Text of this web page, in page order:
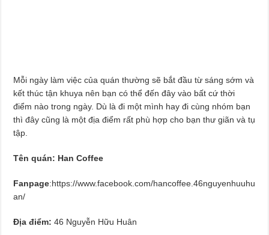
Mỗi ngày làm việc của quán thường sẽ bắt đầu từ sáng sớm và
kết thúc tận khuya nên bạn có thể đến đây vào bất cứ thời
điểm nào trong ngày. Dù là đi một mình hay đi cùng nhóm bạn
thì đây cũng là một địa điểm rất phù hợp cho bạn thư giãn và tụ
tập.
Tên quán: Han Coffee
Fanpage:https://www.facebook.com/hancoffee.46nguyenhuuhu
an/
Địa điểm:46 Nguyễn Hữu Huân